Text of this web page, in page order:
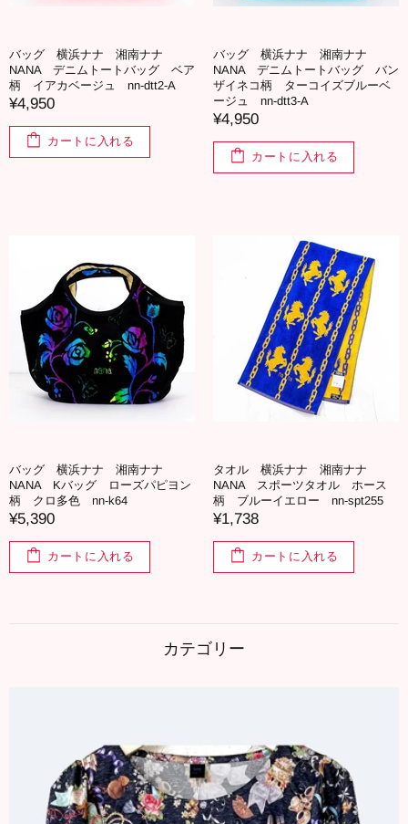
バッグ 横浜ナナ 湘南ナナ
NANA デニムトートバッグ ベア
柄 イアカベージュ nn-dtt2-A
¥4,950
カートに入れる
バッグ 横浜ナナ 湘南ナナ
NANA デニムトートバッグ バン
ザイネコ柄 ターコイズブルーベ
ージュ nn-dtt3-A
¥4,950
カートに入れる
バッグ 横浜ナナ 湘南ナナ
NANA Kバッグ ローズパピヨン
柄 クロ多色 nn-k64
¥5,390
カートに入れる
タオル 横浜ナナ 湘南ナナ
NANA スポーツタオル ホース
柄 ブルーイエロー nn-spt255
¥1,738
カートに入れる
カテゴリー